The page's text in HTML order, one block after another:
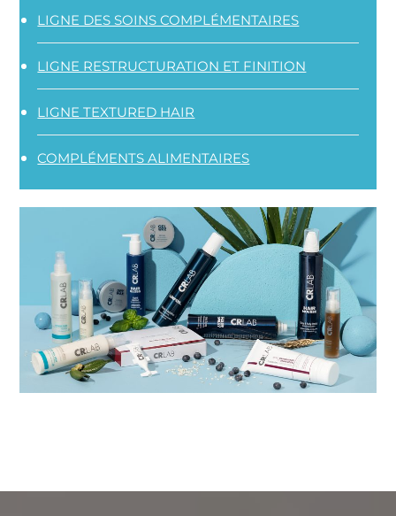
LIGNE DES SOINS COMPLÉMENTAIRES
LIGNE RESTRUCTURATION ET FINITION
LIGNE TEXTURED HAIR
COMPLÉMENTS ALIMENTAIRES